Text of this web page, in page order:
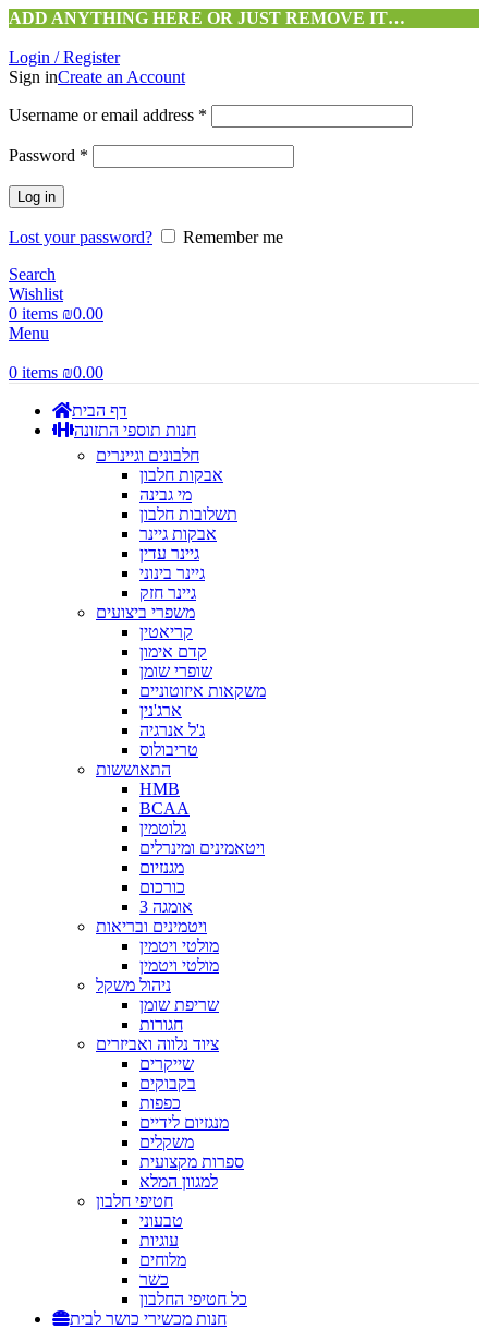
ADD ANYTHING HERE OR JUST REMOVE IT…
Login / Register
Sign inCreate an Account
Username or email address *
Password *
Log in
Lost your password?
Remember me
Search
Wishlist
0 items ₪0.00
Menu
0 items ₪0.00
דף הבית
חנות תוספי התזונה
חלבונים וגיינרים
אבקות חלבון
מי גבינה
תשלובות חלבון
אבקות גיינר
גיינר עדין
גיינר בינוני
גיינר חזק
משפרי ביצועים
קריאטין
קדם אימון
שופרי שומן
משקאות איזוטוניים
ארג'נין
ג'ל אנרגיה
טריבולוס
התאוששות
HMB
BCAA
גלוטמין
ויטאמינים ומינרלים
מגנזיום
כורכום
אומגה 3
ויטמינים ובריאות
מולטי ויטמין
מולטי ויטמין
ניהול משקל
שריפת שומן
חגורות
ציוד נלווה ואביזרים
שייקרים
בקבוקים
כפפות
מנגזיום לידיים
משקלים
ספרות מקצועית
למגוון המלא
חטיפי חלבון
טבעוני
עוגיות
מלוחים
כשר
כל חטיפי החלבון
חנות מכשירי כושר לבית